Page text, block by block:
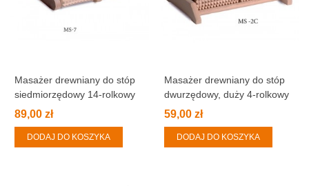
Masażer drewniany do stóp
siedmiorzędowy 14-rolkowy
89,00 zł
DODAJ DO KOSZYKA
Masażer drewniany do stóp
dwurzędowy, duży 4-rolkowy
59,00 zł
DODAJ DO KOSZYKA